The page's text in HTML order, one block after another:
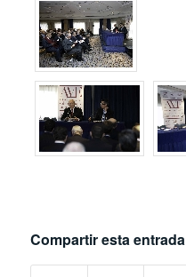
Compartir esta entrada